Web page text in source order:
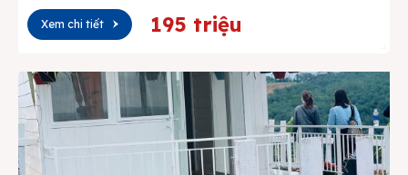
Xem chi tiết 195 triệu